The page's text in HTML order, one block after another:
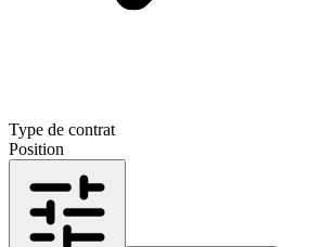
Type de contrat
Position